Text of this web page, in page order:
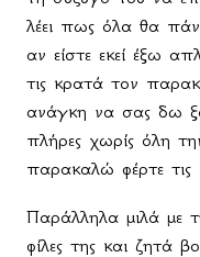
λέει πως όλα θα
αν είστε εκεί έξω
τις κρατά τον
ανάγκη να σας δω
πλήρες χωρίς όλη
παρακαλώ φέρτε
Παράλληλα μιλά με
φίλες της και ζητά